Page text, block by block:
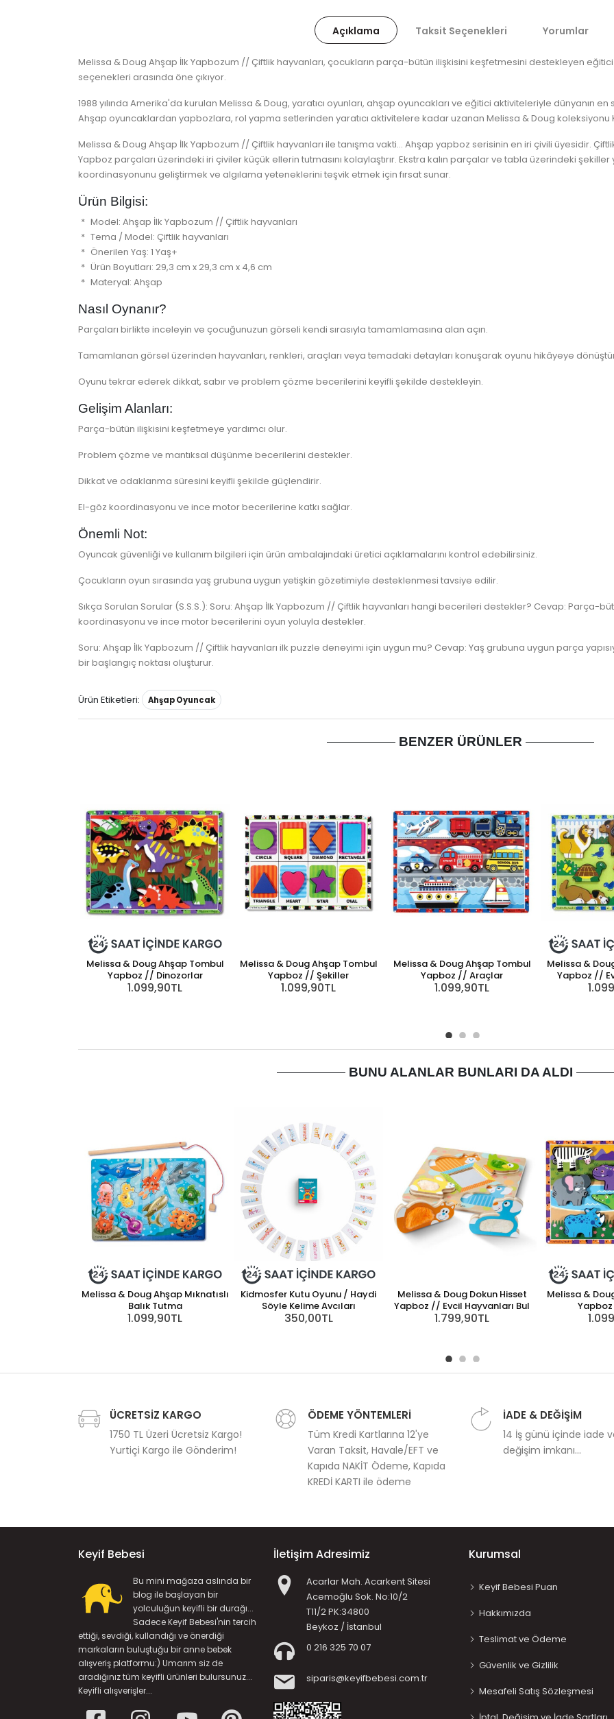
Açıklama Taksit Seçenekleri Yorumlar
Melissa & Doug Ahşap İlk Yapbozum // Çiftlik hayvanları, çocukların parça-bütün ilişkisini keşfetmesini destekleyen
seçenekleri arasında öne çıkıyor.
1988 yılında Amerika'da kurulan Melissa & Doug, yaratıcı oyunları, ahşap oyuncakları ve eğitici aktiviteleriyle dünyanın
Ahşap oyuncaklardan yapbozlara, rol yapma setlerinden yaratıcı aktivitelere kadar uzanan Melissa & Doug koleksiyonu
Melissa & Doug Ahşap İlk Yapbozum // Çiftlik hayvanları ile tanışma vakti... Ahşap yapboz serisinin en iri çivili üyesidir.
Yapboz parçaları üzerindeki iri çiviler küçük ellerin tutmasını kolaylaştırır. Ekstra kalın parçalar ve tabla üzerindeki
koordinasyonunu geliştirmek ve algılama yeteneklerini teşvik etmek için fırsat sunar.
Ürün Bilgisi:
Model: Ahşap İlk Yapbozum // Çiftlik hayvanları
Tema / Model: Çiftlik hayvanları
Önerilen Yaş: 1 Yaş+
Ürün Boyutları: 29,3 cm x 29,3 cm x 4,6 cm
Materyal: Ahşap
Nasıl Oynanır?
Parçaları birlikte inceleyin ve çocuğunuzun görseli kendi sırasıyla tamamlamasına alan açın.
Tamamlanan görsel üzerinden hayvanları, renkleri, araçları veya temadaki detayları konuşarak oyunu hikâyeye
Oyunu tekrar ederek dikkat, sabır ve problem çözme becerilerini keyifli şekilde destekleyin.
Gelişim Alanları:
Parça-bütün ilişkisini keşfetmeye yardımcı olur.
Problem çözme ve mantıksal düşünme becerilerini destekler.
Dikkat ve odaklanma süresini keyifli şekilde güçlendirir.
El-göz koordinasyonu ve ince motor becerilerine katkı sağlar.
Önemli Not:
Oyuncak güvenliği ve kullanım bilgileri için ürün ambalajındaki üretici açıklamalarını kontrol edebilirsiniz.
Çocukların oyun sırasında yaş grubuna uygun yetişkin gözetimiyle desteklenmesi tavsiye edilir.
Sıkça Sorulan Sorular (S.S.S.): Soru: Ahşap İlk Yapbozum // Çiftlik hayvanları hangi becerileri destekler? Cevap: Parça-
koordinasyonu ve ince motor becerilerini oyun yoluyla destekler.
Soru: Ahşap İlk Yapbozum // Çiftlik hayvanları ilk puzzle deneyimi için uygun mu? Cevap: Yaş grubuna uygun parça
bir başlangıç noktası oluşturur.
Ürün Etiketleri: Ahşap Oyuncak
BENZER ÜRÜNLER
Melissa & Doug Ahşap Tombul
Yapboz // Dinozorlar
1.099,90TL
Melissa & Doug Ahşap Tombul
Yapboz // Şekiller
1.099,90TL
Melissa & Doug Ahşap Tombul
Yapboz // Araçlar
1.099,90TL
Melissa &
Yapboz //
BUNU ALANLAR BUNLARI DA ALDI
Melissa & Doug Ahşap Mıknatıslı
Balık Tutma
1.099,90TL
Kidmosfer Kutu Oyunu / Haydi
Söyle Kelime Avcıları
350,00TL
Melissa & Doug Dokun Hisset
Yapboz // Evcil Hayvanları Bul
1.799,90TL
Melissa &
ÜCRETSİZ KARGO
1750 TL Üzeri Ücretsiz Kargo!
Yurtiçi Kargo ile Gönderim!
ÖDEME YÖNTEMLERİ
Tüm Kredi Kartlarına 12'ye
Varan Taksit, Havale/EFT ve
Kapıda NAKİT Ödeme, Kapıda
KREDİ KARTI ile ödeme
İADE & DEĞİŞİM
14 İş günü içinde iade
değişim imkanı...
Keyif Bebesi
Bu mini mağaza aslında bir
blog ile başlayan bir
yolculuğun keyifli bir durağı...
Sadece Keyif Bebesi'nin tercih
ettiği, sevdiği, kullandığı ve önerdiği
markaların buluştuğu bir anne bebek
alışveriş platformu:) Umarım siz de
aradığınız tüm keyifli ürünleri bulursunuz...
Keyifli alışverişler...
İletişim Adresimiz
Acarlar Mah. Acarkent Sitesi
Acemoğlu Sok. No:10/2
T11/2 PK:34800
Beykoz / İstanbul
0 216 325 70 07
siparis@keyifbebesi.com.tr
Kurumsal
Keyif Bebesi Puan
Hakkımızda
Teslimat ve Ödeme
Güvenlik ve Gizlilik
Mesafeli Satış Sözleşmesi